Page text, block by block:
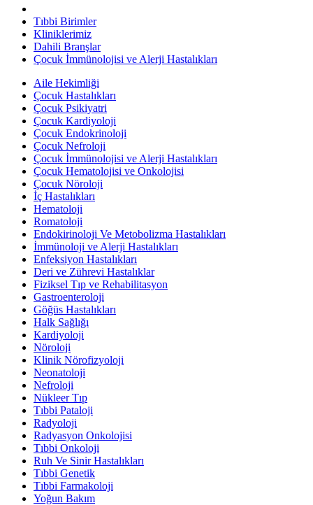
Tıbbi Birimler
Kliniklerimiz
Dahili Branşlar
Çocuk İmmünolojisi ve Alerji Hastalıkları
Aile Hekimliği
Çocuk Hastalıkları
Çocuk Psikiyatri
Çocuk Kardiyoloji
Çocuk Endokrinoloji
Çocuk Nefroloji
Çocuk İmmünolojisi ve Alerji Hastalıkları
Çocuk Hematolojisi ve Onkolojisi
Çocuk Nöroloji
İç Hastalıkları
Hematoloji
Romatoloji
Endokirinoloji Ve Metobolizma Hastalıkları
İmmünoloji ve Alerji Hastalıkları
Enfeksiyon Hastalıkları
Deri ve Zührevi Hastalıklar
Fiziksel Tıp ve Rehabilitasyon
Gastroenteroloji
Göğüs Hastalıkları
Halk Sağlığı
Kardiyoloji
Nöroloji
Klinik Nörofizyoloji
Neonatoloji
Nefroloji
Nükleer Tıp
Tıbbi Pataloji
Radyoloji
Radyasyon Onkolojisi
Tıbbi Onkoloji
Ruh Ve Sinir Hastalıkları
Tıbbi Genetik
Tıbbi Farmakoloji
Yoğun Bakım